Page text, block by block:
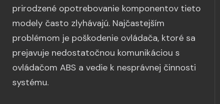
prirodzené opotrebovanie komponentov tieto
modely často zlyhávajú. Najčastejším
problémom je poškodenie ovládača, ktoré sa
prejavuje nedostatočnou komunikáciou s
ovládačom ABS a vedie k nesprávnej činnosti
systému.